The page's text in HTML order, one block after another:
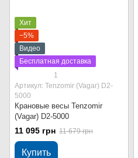
Хит
−5%
Видео
Бесплатная доставка
1
Артикул: Tenzomir (Vagar) D2-
5000
Крановые весы Tenzomir
(Vagar) D2-5000
11 095 грн 11 679 грн
Купить